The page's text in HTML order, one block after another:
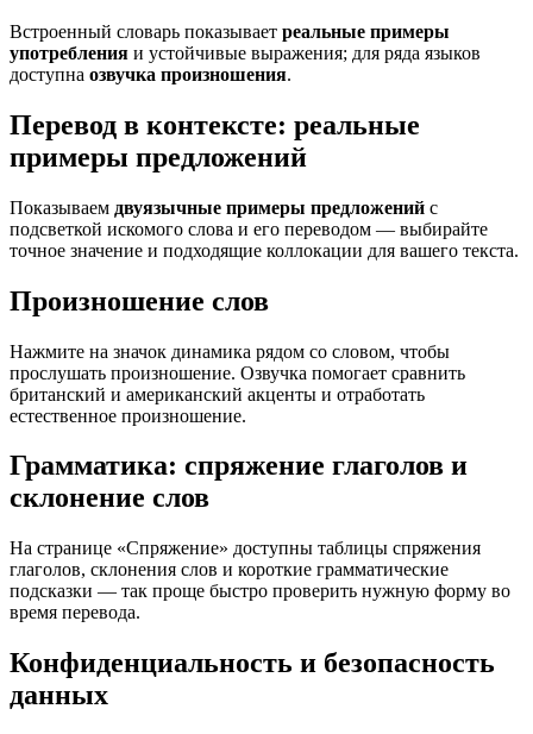
Встроенный словарь показывает реальные примеры
употребления и устойчивые выражения; для ряда языков
доступна озвучка произношения.
Перевод в контексте: реальные
примеры предложений
Показываем двуязычные примеры предложений с
подсветкой искомого слова и его переводом — выбирайте
точное значение и подходящие коллокации для вашего текста.
Произношение слов
Нажмите на значок динамика рядом со словом, чтобы
прослушать произношение. Озвучка помогает сравнить
британский и американский акценты и отработать
естественное произношение.
Грамматика: спряжение глаголов и
склонение слов
На странице «Спряжение» доступны таблицы спряжения
глаголов, склонения слов и короткие грамматические
подсказки — так проще быстро проверить нужную форму во
время перевода.
Конфиденциальность и безопасность
данных